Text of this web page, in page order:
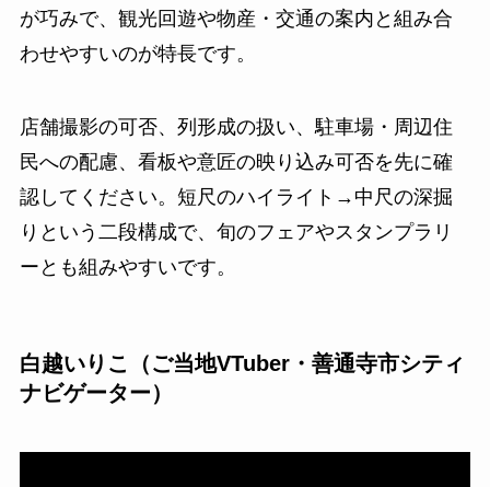
が巧みで、観光回遊や物産・交通の案内と組み合
わせやすいのが特長です。
店舗撮影の可否、列形成の扱い、駐車場・周辺住
民への配慮、看板や意匠の映り込み可否を先に確
認してください。短尺のハイライト→中尺の深掘
りという二段構成で、旬のフェアやスタンプラリ
ーとも組みやすいです。
白越いりこ（ご当地VTuber・善通寺市シティ
ナビゲーター）